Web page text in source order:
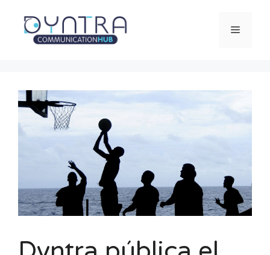
contenido
Menú